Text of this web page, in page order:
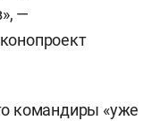
—
командиры «уже